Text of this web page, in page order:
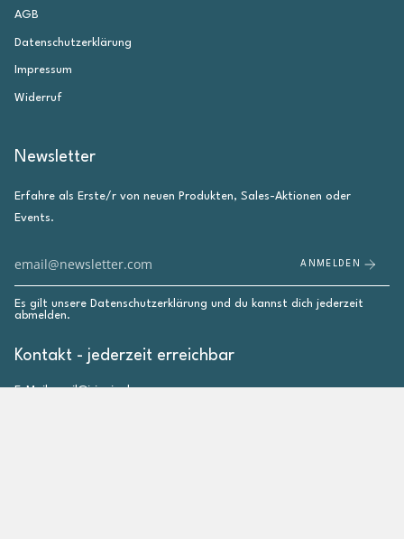
AGB
Datenschutzerklärung
Impressum
Widerruf
Newsletter
Erfahre als Erste/r von neuen Produkten, Sales-Aktionen oder
Events.
ANMELDEN
Es gilt unsere Datenschutzerklärung und du kannst dich jederzeit
abmelden.
Kontakt - jederzeit erreichbar
E-Mail: mail@irieginal.com